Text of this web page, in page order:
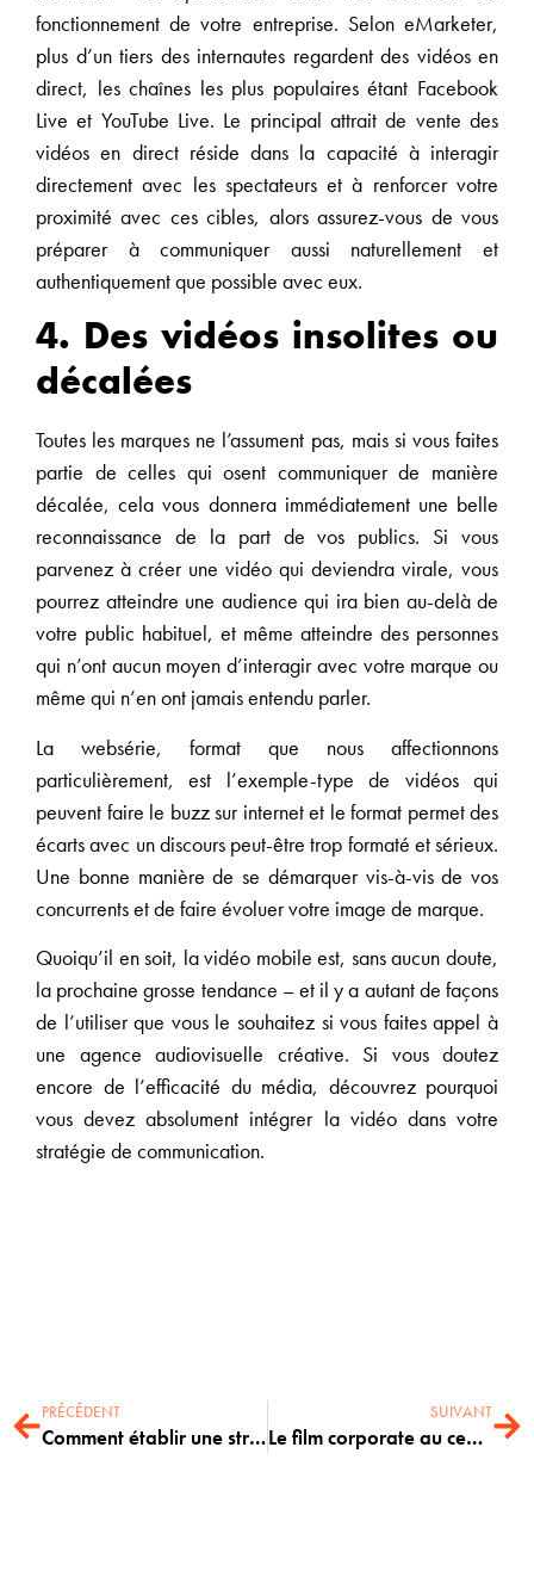
fonctionnement de votre entreprise. Selon eMarketer,
plus d’un tiers des internautes regardent des vidéos en
direct, les chaînes les plus populaires étant Facebook
Live et YouTube Live. Le principal attrait de vente des
vidéos en direct réside dans la capacité à interagir
directement avec les spectateurs et à renforcer votre
proximité avec ces cibles, alors assurez-vous de vous
préparer à communiquer aussi naturellement et
authentiquement que possible avec eux.
4. Des vidéos insolites ou
décalées
Toutes les marques ne l’assument pas, mais si vous faites
partie de celles qui osent communiquer de manière
décalée, cela vous donnera immédiatement une belle
reconnaissance de la part de vos publics. Si vous
parvenez à créer une vidéo qui deviendra virale, vous
pourrez atteindre une audience qui ira bien au-delà de
votre public habituel, et même atteindre des personnes
qui n’ont aucun moyen d’interagir avec votre marque ou
même qui n’en ont jamais entendu parler.
La websérie, format que nous affectionnons
particulièrement, est l’exemple-type de vidéos qui
peuvent faire le buzz sur internet et le format permet des
écarts avec un discours peut-être trop formaté et sérieux.
Une bonne manière de se démarquer vis-à-vis de vos
concurrents et de faire évoluer votre image de marque.
Quoiqu’il en soit, la vidéo mobile est, sans aucun doute,
la prochaine grosse tendance – et il y a autant de façons
de l’utiliser que vous le souhaitez si vous faites appel à
une agence audiovisuelle créative. Si vous doutez
encore de l’efficacité du média, découvrez pourquoi
vous devez absolument intégrer la vidéo dans votre
stratégie de communication.
PRÉCÉDENT
Comment établir une stratégie audiovisuelle cohérente et efficace ?
SUIVANT
Le film corporate au centre du storytelling de votre entreprise